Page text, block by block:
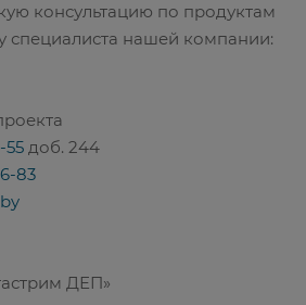
консультацию по продуктам
специалиста нашей компании:
55 доб. 244
83
ДЕП»